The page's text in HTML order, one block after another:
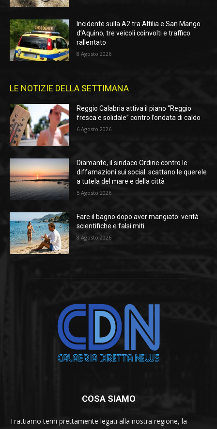
Incidente sulla A2 tra Altilia e San Mango
d’Aquino, tre veicoli coinvolti e traffico
rallentato
8 Agosto 2026
LE NOTIZIE DELLA SETTIMANA
Reggio Calabria attiva il piano “Reggio
fresca e solidale” contro l’ondata di caldo
6 Agosto 2026
Diamante, il sindaco Ordine contro le
diffamazioni sui social: scattano le querele
a tutela del mare e della città
5 Agosto 2026
Fare il bagno dopo aver mangiato: verità
scientifiche e falsi miti
8 Agosto 2026
COSA SIAMO
Trattiamo temi prettamente legati alla nostra regione, la